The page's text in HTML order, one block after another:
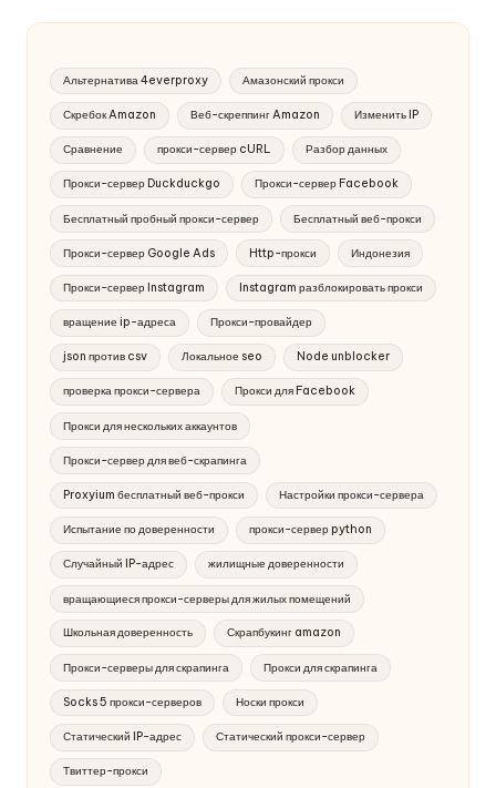
Альтернатива 4everproxy Амазонский прокси
Скребок Amazon Веб-скреппинг Amazon Изменить IP
Сравнение прокси-сервер cURL Разбор данных
Прокси-сервер Duckduckgo Прокси-сервер Facebook
Бесплатный пробный прокси-сервер Бесплатный веб-прокси
Прокси-сервер Google Ads Http-прокси Индонезия
Прокси-сервер Instagram Instagram разблокировать прокси
вращение ip-адреса Прокси-провайдер
json против csv Локальное seo Node unblocker
проверка прокси-сервера Прокси для Facebook
Прокси для нескольких аккаунтов
Прокси-сервер для веб-скрапинга
Proxyium бесплатный веб-прокси Настройки прокси-сервера
Испытание по доверенности прокси-сервер python
Случайный IP-адрес жилищные доверенности
вращающиеся прокси-серверы для жилых помещений
Школьная доверенность Скрапбукинг amazon
Прокси-серверы для скрапинга Прокси для скрапинга
Socks 5 прокси-серверов Носки прокси
Статический IP-адрес Статический прокси-сервер
Твиттер-прокси